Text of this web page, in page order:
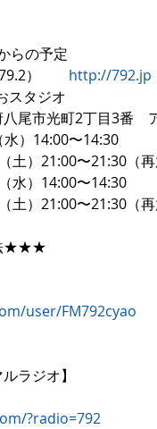
らの予定
） http://792.jp
スタジオ
2丁目3番　アリ
）14:00〜14:30
〜21:30（再
14:00〜14:30
〜21:30（再
★★★
user/FM792cyao
ラジオ】
?radio=792